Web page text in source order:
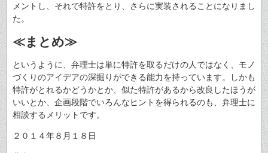
メントし、それで特許をとり、さらに実装されることになりまし
た。
≪まとめ≫
というように、弁理士は単に特許を取るだけの人ではなく、モノ
づくりのアイデアの深掘りができる能力を持っています。しかも
特許がとれるかどうかとか、似た特許があるから改良したほうが
いいとか、企画段階でいろんなヒントを得られるのも、弁理士に
相談するメリットです。
２０１４年８月１８日